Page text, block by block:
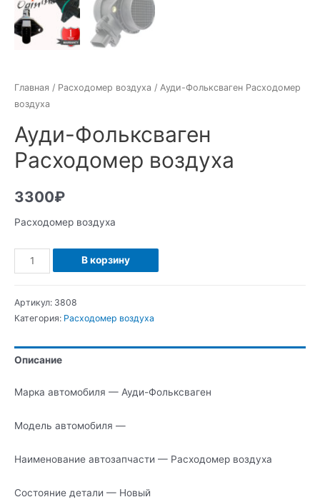
Главная / Расходомер воздуха / Ауди-Фольксваген Расходомер
воздуха
Ауди-Фольксваген
Расходомер воздуха
3300₽
Расходомер воздуха
Количество
Ауди-
Расходомер
В корзину
Артикул: 3808
Категория: Расходомер воздуха
Описание
Марка автомобиля — Ауди-Фольксваген
Модель автомобиля —
Наименование автозапчасти — Расходомер воздуха
Состояние детали — Новый